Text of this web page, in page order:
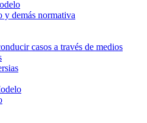
y demás normativa
casos a través de medios